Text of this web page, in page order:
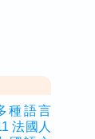
種語言
法國人